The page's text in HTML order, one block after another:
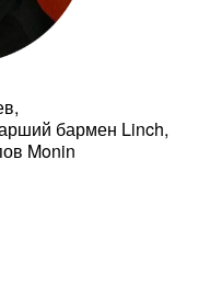
бармен Linch,
Monin